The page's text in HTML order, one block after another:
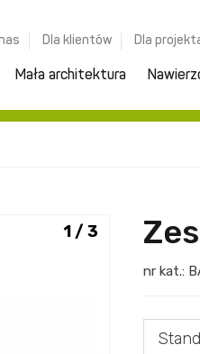
Dla klientów Dla
Mała architektura
1 / 3
nr kat.: